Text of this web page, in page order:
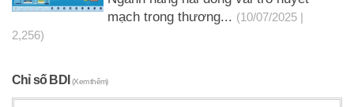
mạch trong thương... (10/07/2025 |
2,256)
Chỉ số BDI(Xem thêm)